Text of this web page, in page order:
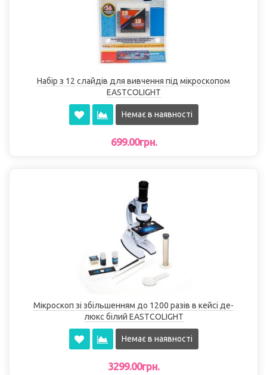
Набір з 12 слайдів для вивчення під мікроскопом
EASTCOLІGHT
Немає в наявності
699.00грн.
Мікроскоп зі збільшенням до 1200 разів в кейсі де-
люкс білий EASTCOLІGHT
Немає в наявності
3299.00грн.